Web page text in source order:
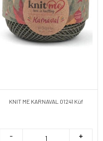
KNIT ME KARNAVAL 01241 Küf